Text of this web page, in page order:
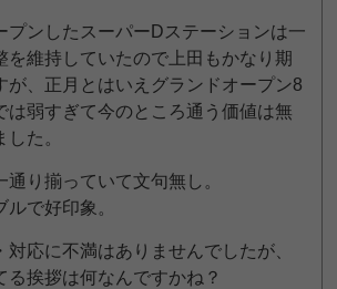
プンしたスーパーDステーションは一
を維持していたので上田もかなり期
が、正月とはいえグランドオープン8
は弱すぎて今のところ通う価値は無
た。
り揃っていて文句無し。
で好印象。
対応に不満はありませんでしたが、
る挨拶は何なんですかね？